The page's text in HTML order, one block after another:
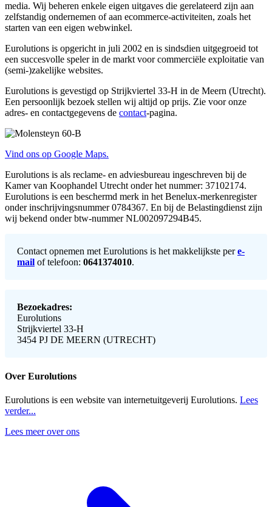
media. Wij beheren enkele eigen uitgaves die gerelateerd zijn aan
zelfstandig ondernemen of aan ecommerce-activiteiten, zoals het
starten van een eigen webwinkel.
Eurolutions is opgericht in juli 2002 en is sindsdien uitgegroeid tot
een succesvolle speler in de markt voor commerciële exploitatie van
(semi-)zakelijke websites.
Eurolutions is gevestigd op Strijkviertel 33-H in de Meern (Utrecht).
Een persoonlijk bezoek stellen wij altijd op prijs. Zie voor onze
adres- en contactgegevens de contact-pagina.
Vind ons op Google Maps.
Eurolutions is als reclame- en adviesbureau ingeschreven bij de
Kamer van Koophandel Utrecht onder het nummer: 37102174.
Eurolutions is een beschermd merk in het Benelux-merkenregister
onder inschrijvingsnummer 0784367. En bij de Belastingdienst zijn
wij bekend onder btw-nummer NL002097294B45.
Contact opnemen met Eurolutions is het makkelijkste pere-
mail of telefoon: 0641374010.
Bezoekadres:
Eurolutions
Strijkviertel 33-H
3454 PJ DE MEERN (UTRECHT)
Over Eurolutions
Eurolutions is een website van internetuitgeverij Eurolutions. Lees
verder...
Lees meer over ons